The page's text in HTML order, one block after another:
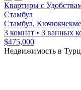
Квартиры с
Стамбул
Стамбул,
3 комнат • 3 ванных
$475,000
Недвижимость в